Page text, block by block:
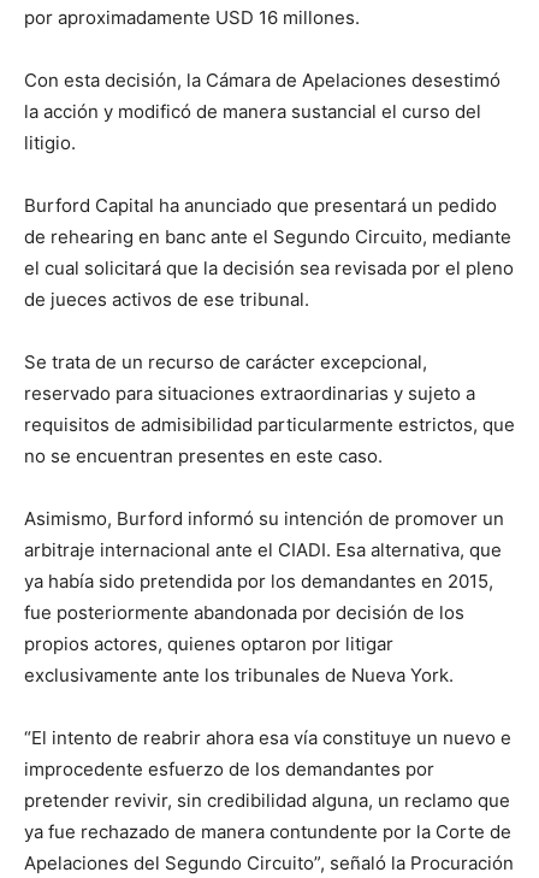
por aproximadamente USD 16 millones.
Con esta decisión, la Cámara de Apelaciones desestimó
la acción y modificó de manera sustancial el curso del
litigio.
Burford Capital ha anunciado que presentará un pedido
de rehearing en banc ante el Segundo Circuito, mediante
el cual solicitará que la decisión sea revisada por el pleno
de jueces activos de ese tribunal.
Se trata de un recurso de carácter excepcional,
reservado para situaciones extraordinarias y sujeto a
requisitos de admisibilidad particularmente estrictos, que
no se encuentran presentes en este caso.
Asimismo, Burford informó su intención de promover un
arbitraje internacional ante el CIADI. Esa alternativa, que
ya había sido pretendida por los demandantes en 2015,
fue posteriormente abandonada por decisión de los
propios actores, quienes optaron por litigar
exclusivamente ante los tribunales de Nueva York.
“El intento de reabrir ahora esa vía constituye un nuevo e
improcedente esfuerzo de los demandantes por
pretender revivir, sin credibilidad alguna, un reclamo que
ya fue rechazado de manera contundente por la Corte de
Apelaciones del Segundo Circuito”, señaló la Procuración